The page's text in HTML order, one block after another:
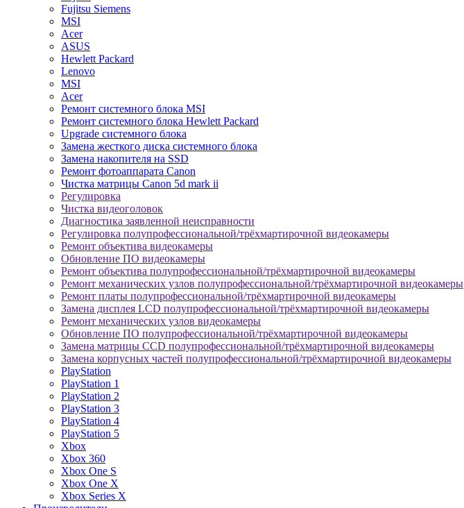
Fujitsu Siemens
MSI
Acer
ASUS
Hewlett Packard
Lenovo
MSI
Acer
Ремонт системного блока MSI
Ремонт системного блока Hewlett Packard
Upgrade системного блока
Замена жесткого диска системного блока
Замена накопителя на SSD
Ремонт фотоаппарата Canon
Чистка матрицы Canon 5d mark ii
Регулировка
Чистка видеоголовок
Диагностика заявленной неисправности
Регулировка полупрофессиональной/трёхмартирочной видеокамеры
Ремонт объектива видеокамеры
Обновление ПО видеокамеры
Ремонт объектива полупрофессиональной/трёхмартирочной видеокамеры
Ремонт механических узлов полупрофессиональной/трёхмартирочной видеокамеры
Ремонт платы полупрофессиональной/трёхмартирочной видеокамеры
Замена дисплея LCD полупрофессиональной/трёхмартирочной видеокамеры
Ремонт механических узлов видеокамеры
Обновление ПО полупрофессиональной/трёхмартирочной видеокамеры
Замена матрицы CCD полупрофессиональной/трёхмартирочной видеокамеры
Замена корпусных частей полупрофессиональной/трёхмартирочной видеокамеры
PlayStation
PlayStation 1
PlayStation 2
PlayStation 3
PlayStation 4
PlayStation 5
Xbox
Xbox 360
Xbox One S
Xbox One X
Xbox Series X